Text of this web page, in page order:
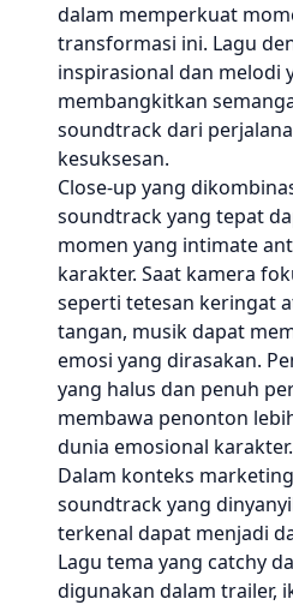
dalam memperkuat
transformasi ini. Lagu
inspirasional dan melodi
membangkitkan
soundtrack dari
kesuksesan.
Close-up yang
soundtrack yang tepat
momen yang intimate
karakter. Saat kamera
seperti tetesan keringat
tangan, musik dapat
emosi yang dirasakan.
yang halus dan penuh
membawa penonton
dunia emosional karakter.
Dalam konteks
soundtrack yang
terkenal dapat menjadi
Lagu tema yang catchy
digunakan dalam trailer,